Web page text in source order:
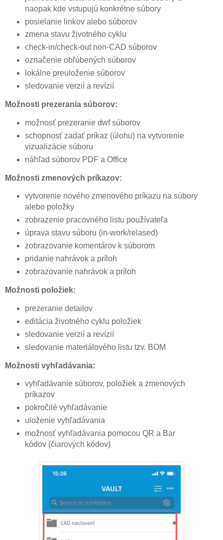
naopak kde vstupujú konkrétne súbory
posielanie linkov alebo súborov
zmena stavu životného cyklu
check-in/check-out non-CAD súborov
označenie obľúbených súborov
lokálne preuloženie súborov
sledovanie verzií a revízií
Možnosti prezerania súborov:
možnosť prezeranie dwf súborov
schopnosť zadať príkaz (úlohu) na vytvorenie
vizualizácie súboru
náhľad súborov PDF a Office
Možnosti zmenových príkazov:
vytvorenie nového zmenového príkazu na súbory
alebo položky
zobrazenie pracovného listu používateľa
úprava stavu súboru (in-work/relased)
zobrazovanie komentárov k súborom
pridanie nahrávok a príloh
zobrazovanie nahrávok a príloh
Možnosti položiek:
prezeranie detailov
editácia životného cyklu položiek
sledovanie verzií a revízií
sledovanie materiálového listu tzv. BOM
Možnosti vyhľadávania:
vyhľadávanie súborov, položiek a zmenových
príkazov
pokročilé vyhľadávanie
uloženie vyhľadávania
možnosť vyhľadávania pomocou QR a Bar
kódov (čiarových kódov)